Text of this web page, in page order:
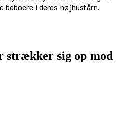
i deres højhustårn.
sig op mod